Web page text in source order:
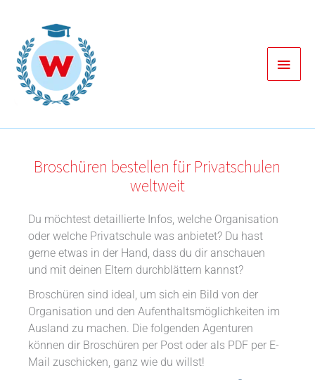
springen
Broschüren bestellen für Privatschulen
weltweit
Du möchtest detaillierte Infos, welche Organisation
oder welche Privatschule was anbietet? Du hast
gerne etwas in der Hand, dass du dir anschauen
und mit deinen Eltern durchblättern kannst?
Broschüren sind ideal, um sich ein Bild von der
Organisation und den Aufenthaltsmöglichkeiten im
Ausland zu machen. Die folgenden Agenturen
können dir Broschüren per Post oder als PDF per E-
Mail zuschicken, ganz wie du willst!